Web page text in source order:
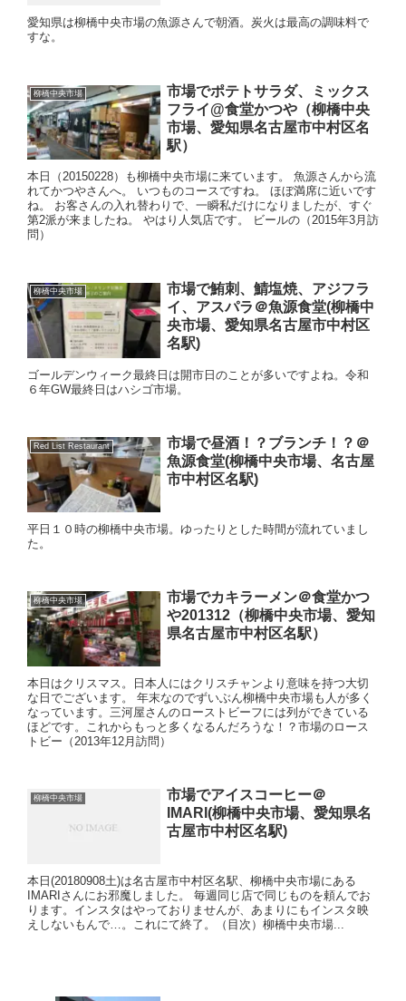
愛知県は柳橋中央市場の魚源さんで朝酒。炭火は最高の調味料で
すな。
柳橋中央市場
市場でポテトサラダ、ミックス
フライ@食堂かつや（柳橋中央
市場、愛知県名古屋市中村区名
駅）
本日（20150228）も柳橋中央市場に来ています。 魚源さんから流
れてかつやさんへ。 いつものコースですね。 ほぼ満席に近いです
ね。 お客さんの入れ替わりで、一瞬私だけになりましたが、すぐ
第2派が来ましたね。 やはり人気店です。 ビールの（2015年3月訪
問）
柳橋中央市場
市場で鮪刺、鯖塩焼、アジフラ
イ、アスパラ＠魚源食堂(柳橋中
央市場、愛知県名古屋市中村区
名駅)
ゴールデンウィーク最終日は開市日のことが多いですよね。令和
６年GW最終日はハシゴ市場。
Red List Restaurant
市場で昼酒！？ブランチ！？＠
魚源食堂(柳橋中央市場、名古屋
市中村区名駅)
平日１０時の柳橋中央市場。ゆったりとした時間が流れていまし
た。
柳橋中央市場
市場でカキラーメン＠食堂かつ
や201312（柳橋中央市場、愛知
県名古屋市中村区名駅）
本日はクリスマス。日本人にはクリスチャンより意味を持つ大切
な日でございます。 年末なのでずいぶん柳橋中央市場も人が多く
なっています。三河屋さんのローストビーフには列ができている
ほどです。これからもっと多くなるんだろうな！？市場のロース
トビー（2013年12月訪問）
柳橋中央市場
市場でアイスコーヒー＠
IMARI(柳橋中央市場、愛知県名
古屋市中村区名駅)
本日(20180908土)は名古屋市中村区名駅、柳橋中央市場にある
IMARIさんにお邪魔しました。 毎週同じ店で同じものを頼んでお
ります。インスタはやっておりませんが、あまりにもインスタ映
えしないもんで…。これにて終了。（目次）柳橋中央市場...